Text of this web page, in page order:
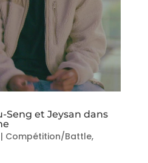
Seng et Jeysan dans
| Compétition/Battle,